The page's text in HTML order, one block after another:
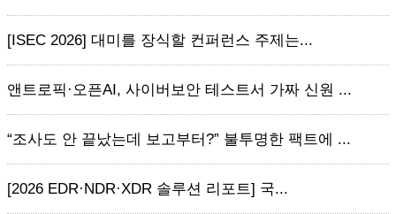
[ISEC 2026] 대미를 장식할 컨퍼런스 주제는...
앤트로픽·오픈AI, 사이버보안 테스트서 가짜 신원 ...
“조사도 안 끝났는데 보고부터?” 불투명한 팩트에 ...
[2026 EDR·NDR·XDR 솔루션 리포트] 국...